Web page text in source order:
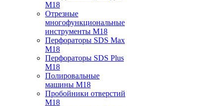
M18
Отрезные
многофункциональные
инструменты M18
Перфораторы SDS Max
M18
Перфораторы SDS Plus
M18
Полировальные
машины M18
Пробойники отверстий
M18